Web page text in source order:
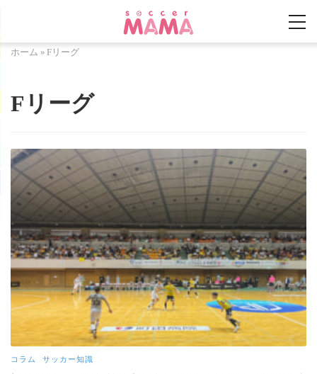
ホーム » Fリーグ
Fリーグ
コラム サッカー知識